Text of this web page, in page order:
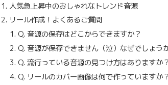
人気急上昇中のおしゃれなトレンド音源
リール作成！よくあるご質問
Q. 音源の保存はどこからできますか？
Q. 音源が保存できません（泣）なぜでしょう
Q. 流行っている音源の見つけ方はありますか？
Q. リールのカバー画像は何で作っていますか？